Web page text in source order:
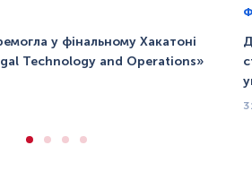
у фінальному Хакатоні
Technology and Operations»